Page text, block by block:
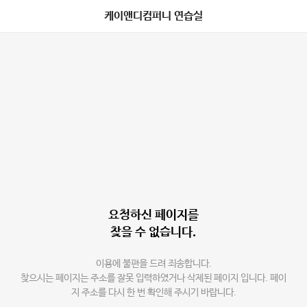
케이앤디컴퍼니 연습실
요청하신 페이지를
찾을 수 없습니다.
이용에 불편을 드려 죄송합니다.
찾으시는 페이지는 주소를 잘못 입력하였거나 삭제된 페이지 입니다. 페이
지 주소를 다시 한 번 확인해 주시기 바랍니다.